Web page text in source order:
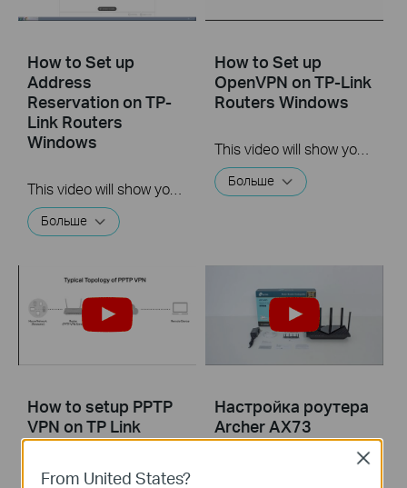
How to Set up
Address
Reservation on TP-
Link Routers
Windows
This video will show you how to set up Address Reservation on TP-Link routers.
Больше
How to Set up
OpenVPN on TP-Link
Routers Windows
This video will show you how to set up OpenVPN on a TP-Link Wi-Fi router. For more information, visit www.tp-link.com/support.
Больше
How to setup PPTP
VPN on TP Link
routers Windows
Настройка роутера
Archer AX73
From United States?
Close